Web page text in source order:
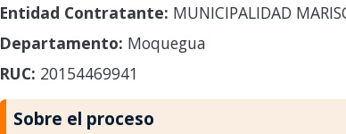
Entidad Contratante: MUNICIPALIDAD
Departamento: Moquegua
RUC: 20154469941
Sobre el proceso